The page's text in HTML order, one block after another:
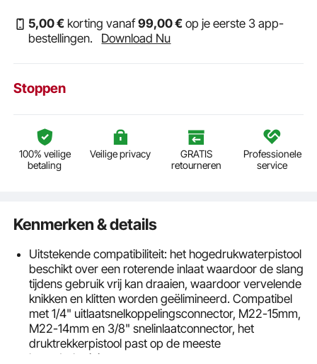
5,00€ korting vanaf99,00€ op je eerste 3 app-
bestellingen.
Download Nu
Stoppen
100% veilige
betaling
Veilige privacy
GRATIS
retourneren
Professionele
service
Kenmerken & details
Uitstekende compatibiliteit: het hogedrukwaterpistool
beschikt over een roterende inlaat waardoor de slang
tijdens gebruik vrij kan draaien, waardoor vervelende
knikken en klitten worden geëlimineerd. Compatibel
met 1/4" uitlaatsnelkoppelingsconnector, M22-15mm,
M22-14mm en 3/8" snelinlaatconnector, het
druktrekkerpistool past op de meeste
hogedrukreinigers.